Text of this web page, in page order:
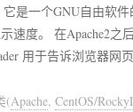
是一个GNU自由软
速度。 在Apache2之
用于告诉浏览器
(Apache, CentOS/